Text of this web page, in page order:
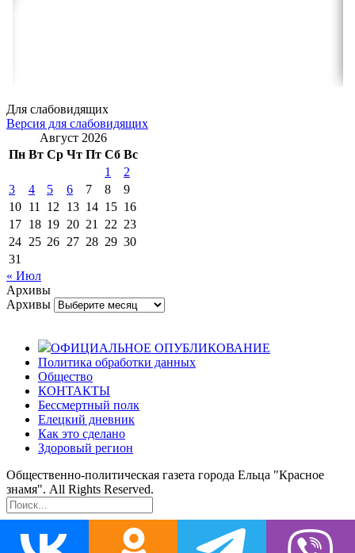
Для слабовидящих
Версия для слабовидящих
Август 2026
Пн Вт Ср Чт Пт Сб Вс
1
2
3
4 5 6 7 8
9
10 11 12 13 14 15 16
17 18 19 20 21 22 23
24 25 26 27 28 29 30
31
« Июл
Архивы
Архивы
ОФИЦИАЛЬНОЕ ОПУБЛИКОВАНИЕ
Политика обработки данных
Общество
КОНТАКТЫ
Бессмертный полк
Елецкий дневник
Как это сделано
Здоровый регион
Общественно-политическая газета города Ельца "Красное
знамя". All Rights Reserved.